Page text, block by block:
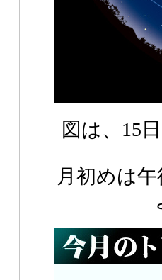
図は、15
月初めは